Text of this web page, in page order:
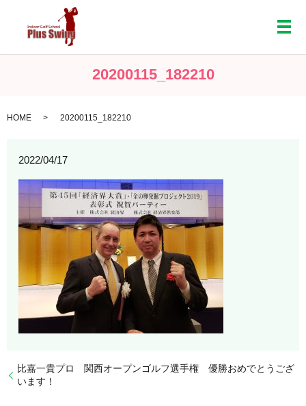
メ
20200115_182210
HOME 20200115_182210
2022/04/17
比嘉一貴プロ 関西オープンゴルフ選手権 優勝おめでとうござ
います！